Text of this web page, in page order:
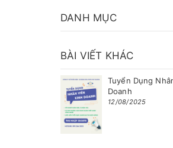
DANH MỤC
BÀI VIẾT KHÁC
Tuyển Dụng
Doanh
12/08/2025